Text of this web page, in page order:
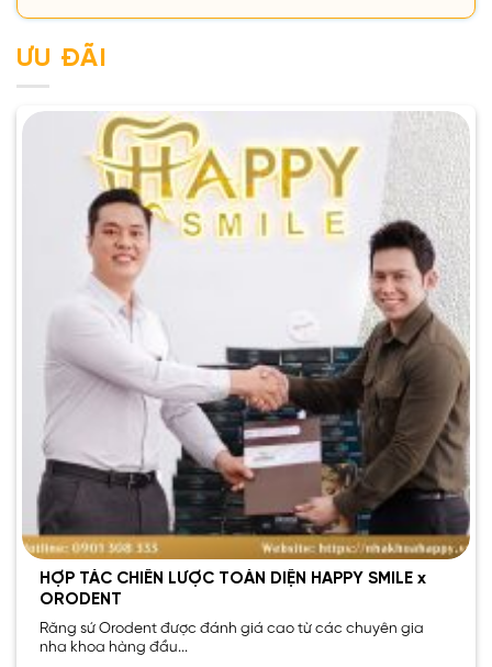
ƯU ĐÃI
HỢP TÁC CHIẾN LƯỢC TOÀN DIỆN HAPPY SMILE x
ORODENT
Răng sứ Orodent được đánh giá cao từ các chuyên gia
nha khoa hàng đầu...